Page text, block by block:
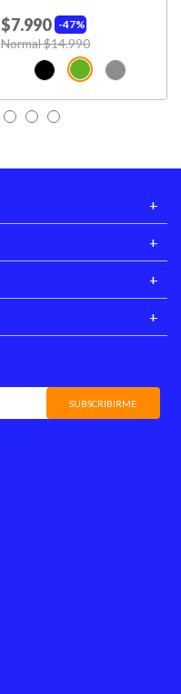
47%
$7.990
Price reduced from
Normal $14.990
SUBSCRIBIRME